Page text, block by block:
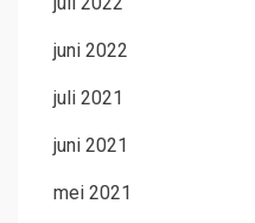
juni 2022
juli 2021
juni 2021
mei 2021